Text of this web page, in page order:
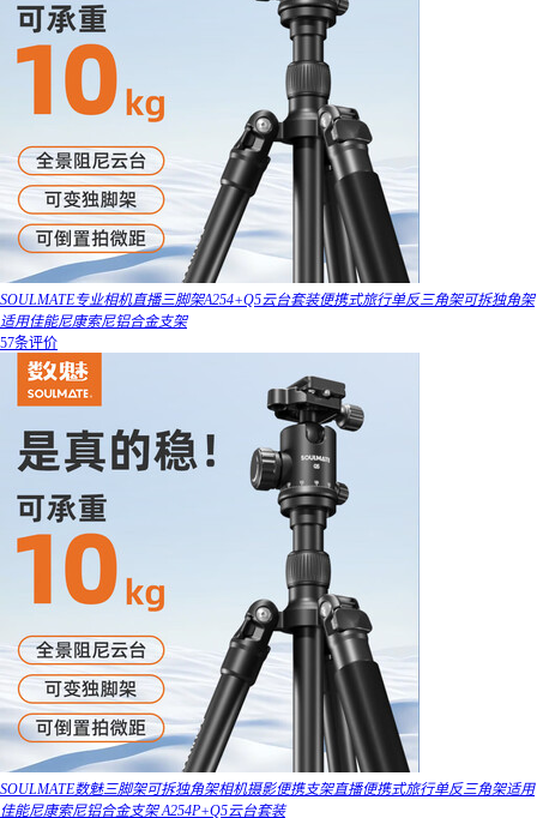
SOULMATE专业相机直播三脚架A254+Q5云台套装便携式旅行单反三角架可拆独角架
适用佳能尼康索尼铝合金支架
57条评价
SOULMATE数魅三脚架可拆独角架相机摄影便携支架直播便携式旅行单反三角架适用
佳能尼康索尼铝合金支架 A254P+Q5云台套装